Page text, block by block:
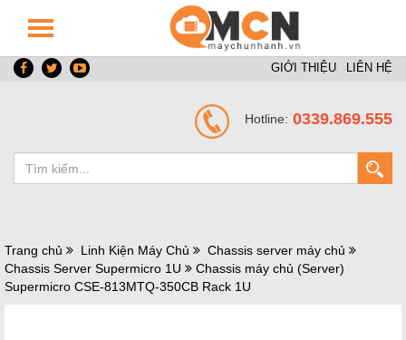
GIỚI THIỆU LIÊN HỆ
Hotline: 0339.869.555
Trang chủ Linh Kiện Máy Chủ
Chassis server máy chủ
Chassis Server Supermicro 1U
Chassis máy chủ (Server)
Supermicro CSE-813MTQ-350CB Rack 1U